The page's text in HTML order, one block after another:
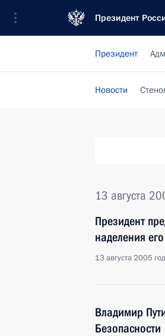
Президент
Президент
Новости
13 августа
Президент
наделения
13 августа 2005
Владимир
Безопасности